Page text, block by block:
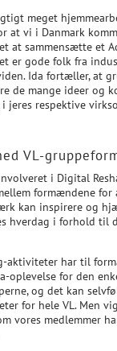
meget
at vi i Danmark
at sammensætte et
er gode folk fra
Ida fortæller, at
de mange ideer og
respektive
VL-
i Digital
formændene for
kan inspirere og
hverdag i forhold til
aktiviteter har til
oplevelse for den
og det kan
for hele VL. Men
vores medlemmer